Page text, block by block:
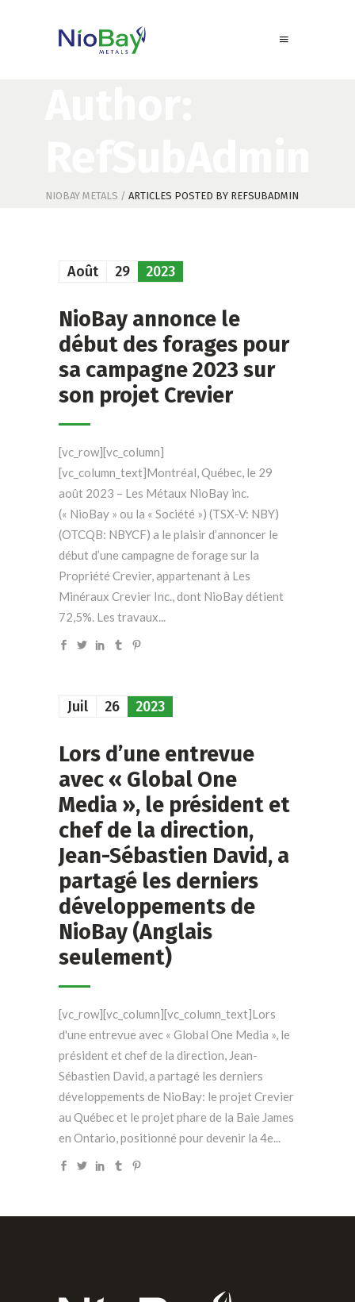
NIOBAY METALS / ARTICLES POSTED BY REFSUBADMIN
Août 29 2023
NioBay annonce le
début des forages pour
sa campagne 2023 sur
son projet Crevier
[vc_row][vc_column]
[vc_column_text]Montréal, Québec, le 29
août 2023 – Les Métaux NioBay inc.
(« NioBay » ou la « Société ») (TSX-V: NBY)
(OTCQB: NBYCF) a le plaisir d’annoncer le
début d’une campagne de forage sur la
Propriété Crevier, appartenant à Les
Minéraux Crevier Inc., dont NioBay détient
72,5%. Les travaux...
Juil 26 2023
Lors d’une entrevue
avec « Global One
Media », le président et
chef de la direction,
Jean-Sébastien David, a
partagé les derniers
développements de
NioBay (Anglais
seulement)
[vc_row][vc_column][vc_column_text]Lors
d'une entrevue avec « Global One Media », le
président et chef de la direction, Jean-
Sébastien David, a partagé les derniers
développements de NioBay: le projet Crevier
au Québec et le projet phare de la Baie James
en Ontario, positionné pour devenir la 4e...